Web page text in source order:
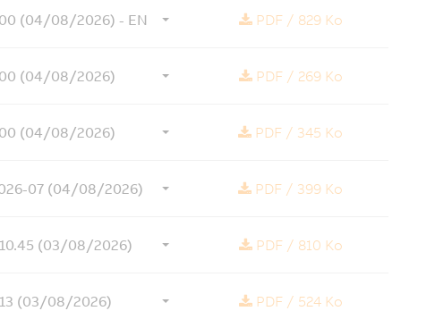
(04/08/2026) - EN PDF/ 829 Ko
(04/08/2026) PDF/ 269 Ko
(04/08/2026) PDF / 345 Ko
07 (04/08/2026) PDF / 399 Ko
(03/08/2026) PDF/ 810 Ko
(03/08/2026) PDF/ 524 Ko